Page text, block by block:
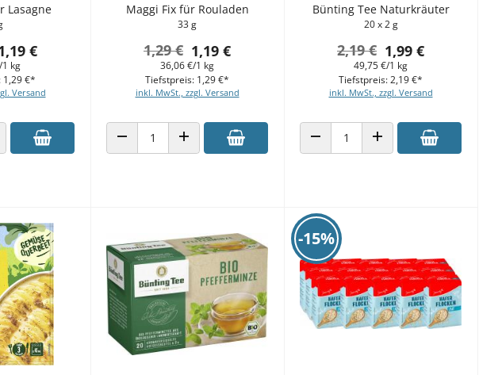
Lasagne
€
kg
Versand
1,29 €*
ERHÖHEN
Maggi Fix für Rouladen
33 g
1,19 €
1,29 €
36,06 €/1 kg
inkl. MwSt., zzgl. Versand
Tiefstpreis: 1,29 €*
ANZAHL VERRINGERNANZAHL ERHÖHEN
Bünting Tee Naturkräuter
20 x 2 g
1,99 €
2,19 €
49,75 €/1 kg
inkl. MwSt., zzgl. Versand
Tiefstpreis: 2,19 €*
ANZAHL VERRINGERNANZAHL ERHÖHEN
-15%